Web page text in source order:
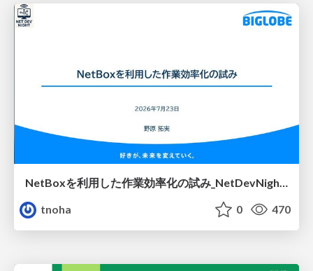
NetBoxを利用した作業効率化の試み_NetDevNight4
tnoha
0 470